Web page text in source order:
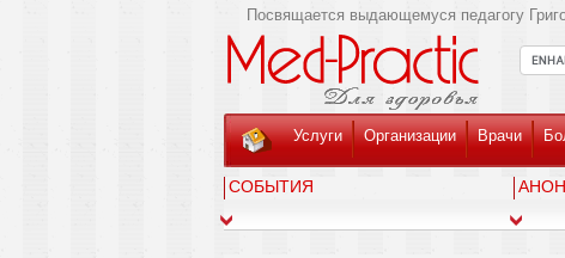
Посвящается выдающемуся педагогу
Услуги Организации Врачи
СОБЫТИЯ